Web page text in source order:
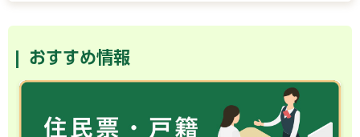
おすすめ情報